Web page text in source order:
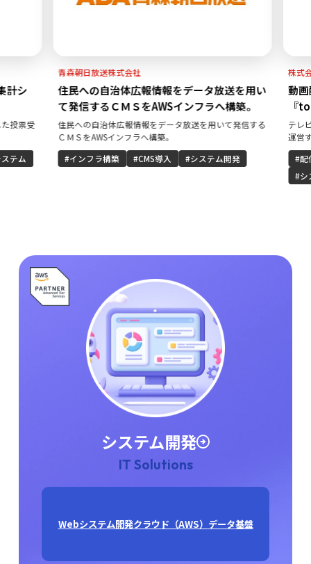
シ
票受
ム
青森朝日放送株式会社
住民への自治体広報情報をデータ放送を用い
て発信するＣＭＳをAWSインフラへ構築。
住民への自治体広報情報をデータ放送を用いて発信する
ＣＭＳをAWSインフラへ構築。
インフラ構築
CMS導入 システム開発
株式会
動画
『
テレビ
運営す
『topo
配
シ
システム開発
IT Solutions
Webシステム開発クラウド（AWS） データ基盤